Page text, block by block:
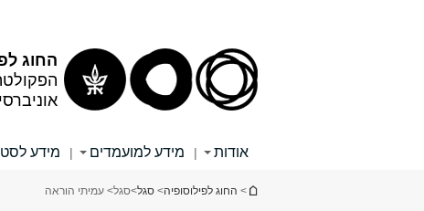
החוג
אודות | מידע למועמדים | מידע
הינך נמצא כאן
> החוג לפילוסופיה> סגל>סגל> עמיתי הוראה